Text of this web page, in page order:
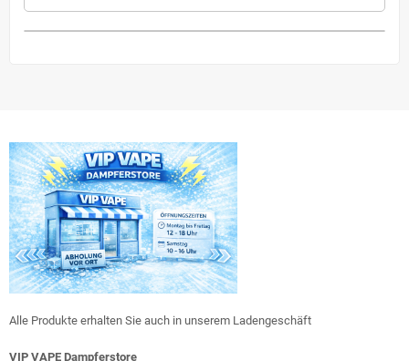
Alle Produkte erhalten Sie auch in unserem Ladengeschäft
VIP VAPE Dampferstore